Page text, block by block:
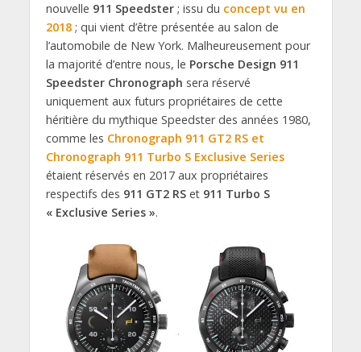
nouvelle 911 Speedster; issu du concept vu en
2018; qui vient d’être présentée au salon de
l’automobile de New York. Malheureusement pour
la majorité d’entre nous, le Porsche Design 911
Speedster Chronograph sera réservé
uniquement aux futurs propriétaires de cette
héritière du mythique Speedster des années 1980,
comme les Chronograph 911 GT2 RS et
Chronograph 911 Turbo S Exclusive Series
étaient réservés en 2017 aux propriétaires
respectifs des 911 GT2 RSet 911 Turbo S
« Exclusive Series ».